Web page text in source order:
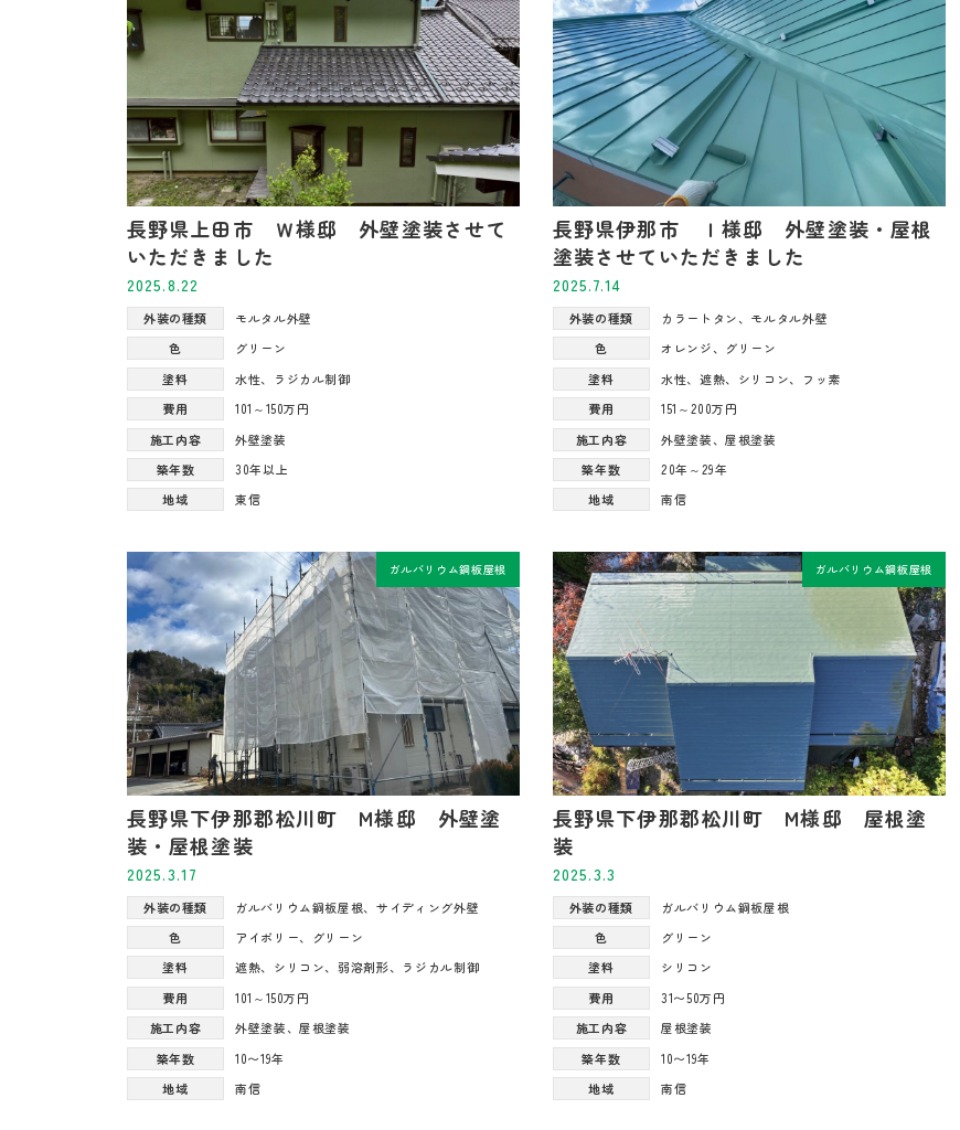
長野県上田市 Ｗ様邸 外壁塗装させて
いただきました
2025.8.22
外装の種類
モルタル外壁
色
グリーン
塗料
水性、
ラジカル制御
費用
101～150万円
施工内容
外壁塗装
築年数
30年以上
地域
東信
長野県伊那市 Ｉ様邸 外壁塗装・屋根
塗装させていただきました
2025.7.14
外装の種類 カラートタン、 モルタル外壁
色
オレンジ、 グリーン
塗料
水性、 遮熱、 シリコン、
フッ素
費用
151～200万円
施工内容
外壁塗装、屋根塗装
築年数
20年～29年
地域
南信
ガルバリウム鋼板屋根
長野県下伊那郡松川町 M様邸 外壁塗
装・屋根塗装
2025.3.17
外装の種類 ガルバリウム鋼板屋根、サイディング外壁
色
アイボリー、
グリーン
塗料
遮熱、 シリコン、弱溶剤形、 ラジカル制御
費用
101～150万円
施工内容
外壁塗装、屋根塗装
築年数
10〜19年
地域
南信
ガルバリウム鋼板屋根
長野県下伊那郡松川町 M様邸 屋根塗
装
2025.3.3
外装の種類
ガルバリウム鋼板屋根
色
グリーン
塗料
シリコン
費用
31〜50万円
施工内容
屋根塗装
築年数
10〜19年
地域
南信